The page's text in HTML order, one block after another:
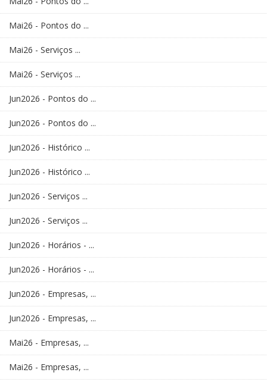
Mai26 - Pontos do ...
Mai26 - Serviços ...
Mai26 - Serviços ...
Jun2026 - Pontos do ...
Jun2026 - Pontos do ...
Jun2026 - Histórico ...
Jun2026 - Histórico ...
Jun2026 - Serviços ...
Jun2026 - Serviços ...
Jun2026 - Horários - ...
Jun2026 - Horários - ...
Jun2026 - Empresas, ...
Jun2026 - Empresas, ...
Mai26 - Empresas, ...
Mai26 - Empresas, ...